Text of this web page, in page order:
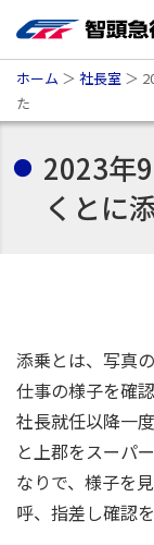
ホーム ＞ 社長室 ＞
た
2023年
くとに
添乗とは、写真
仕事の様子を確
社長就任以降一
と上郡をスーパ
なりで、様子を
呼、指差し確認